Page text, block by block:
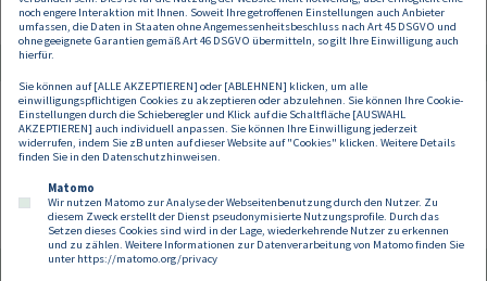
Anhang
PrivacyConnect
noch engere Interaktion mit Ihnen. Soweit Ihre getroffenen Einstellungen auch Anbieter
umfassen, die Daten in Staaten ohne Angemessenheitsbeschluss nach Art 45 DSGVO und
ohne geeignete Garantien gemäß Art 46 DSGVO übermitteln, so gilt Ihre Einwilligung auch
hierfür.
Sie können auf [ALLE AKZEPTIEREN] oder [ABLEHNEN] klicken, um alle
einwilligungspflichtigen Cookies zu akzeptieren oder abzulehnen. Sie können Ihre Cookie-
Einstellungen durch die Schieberegler und Klick auf die Schaltfläche [AUSWAHL
AKZEPTIEREN] auch individuell anpassen. Sie können Ihre Einwilligung jederzeit
widerrufen, indem Sie zB unten auf dieser Website auf "Cookies" klicken. Weitere Details
finden Sie in den Datenschutzhinweisen.
Matomo
Wir nutzen Matomo zur Analyse der Webseitenbenutzung durch den Nutzer. Zu
diesem Zweck erstellt der Dienst pseudonymisierte Nutzungsprofile. Durch das
Setzen dieses Cookies sind wird in der Lage, wiederkehrende Nutzer zu erkennen
und zu zählen. Weitere Informationen zur Datenverarbeitung von Matomo finden Sie
unter https://matomo.org/privacy